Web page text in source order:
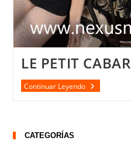
LE PETIT
Continuar LeyendoLE
CATEGORÍAS